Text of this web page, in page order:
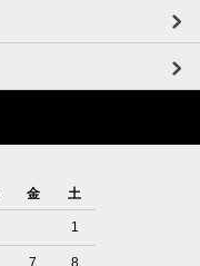
金 土
1
7 8